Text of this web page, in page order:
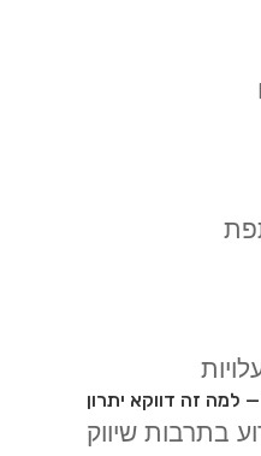
למה זה דווקא יתרון
בתרבות שיווק